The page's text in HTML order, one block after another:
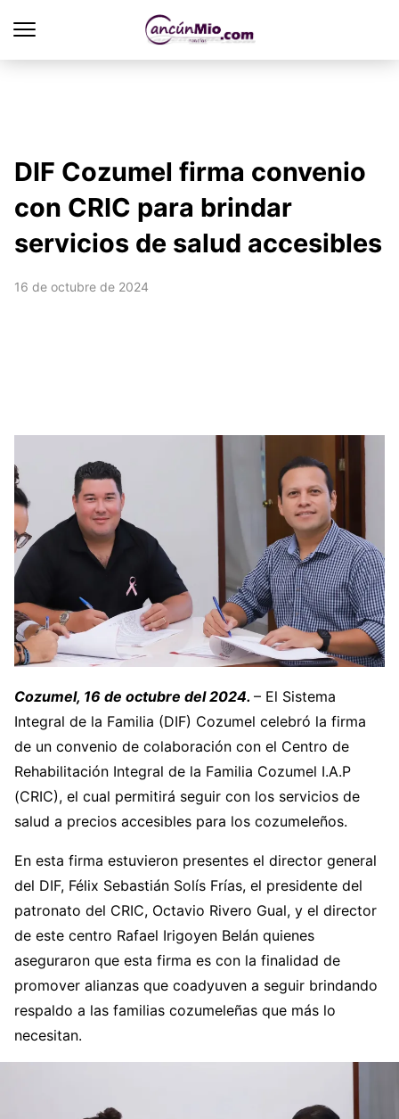
DIF Cozumel firma convenio
con CRIC para brindar
servicios de salud accesibles
16 de octubre de 2024
Cozumel, 16 de octubre del 2024. – El Sistema
Integral de la Familia (DIF) Cozumel celebró la firma
de un convenio de colaboración con el Centro de
Rehabilitación Integral de la Familia Cozumel I.A.P
(CRIC), el cual permitirá seguir con los servicios de
salud a precios accesibles para los cozumeleños.
En esta firma estuvieron presentes el director general
del DIF, Félix Sebastián Solís Frías, el presidente del
patronato del CRIC, Octavio Rivero Gual, y el director
de este centro Rafael Irigoyen Belán quienes
aseguraron que esta firma es con la finalidad de
promover alianzas que coadyuven a seguir brindando
respaldo a las familias cozumeleñas que más lo
necesitan.